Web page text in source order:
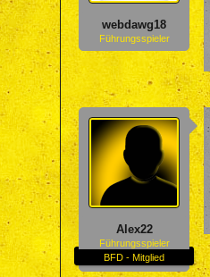
webdawg18
Führungsspieler
Alex22
Führungsspieler
BFD - Mitglied